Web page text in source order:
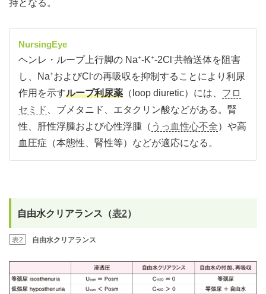
持となる。
NursingEye
ヘンレ・ループ上行脚の Na+-K+-2Cl -共輸送体を阻害
し、Na+およびCl -の再吸収を抑制することにより利尿
作用を示すループ利尿薬 （loop diuretic）には、 フロ
セミド 、ブメタニド、エタクリン酸などがある。腎
性、肝性浮腫および心性浮腫（ うっ血性心不全）や高
血圧症（本態性、腎性等）などが適応になる。
自由水クリアランス（表2）
表2 自由水クリアランス